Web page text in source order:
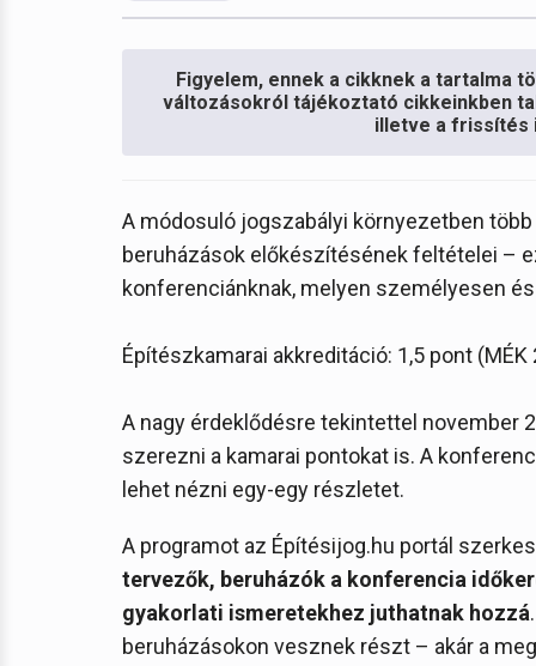
Figyelem, ennek a cikknek a tartalma
változásokról tájékoztató cikkeinkben
illetve a frissítés
A módosuló jogszabályi környezetben
beruházások előkészítésének feltételei –
konferenciánknak, melyen személyesen
Építészkamarai akkreditáció: 1,5 pont
A nagy érdeklődésre tekintettel november
szerezni a kamarai pontokat is. A
lehet nézni egy-egy részletet.
A programot az Építésijog.hu portál
tervezők, beruházók a konferencia
gyakorlati ismeretekhez juthatnak hozzá
beruházásokon vesznek részt – akár a